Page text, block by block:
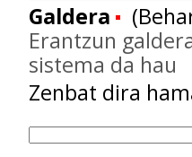
Galdera
Erantzun
sistema da hau
Zenbat dira